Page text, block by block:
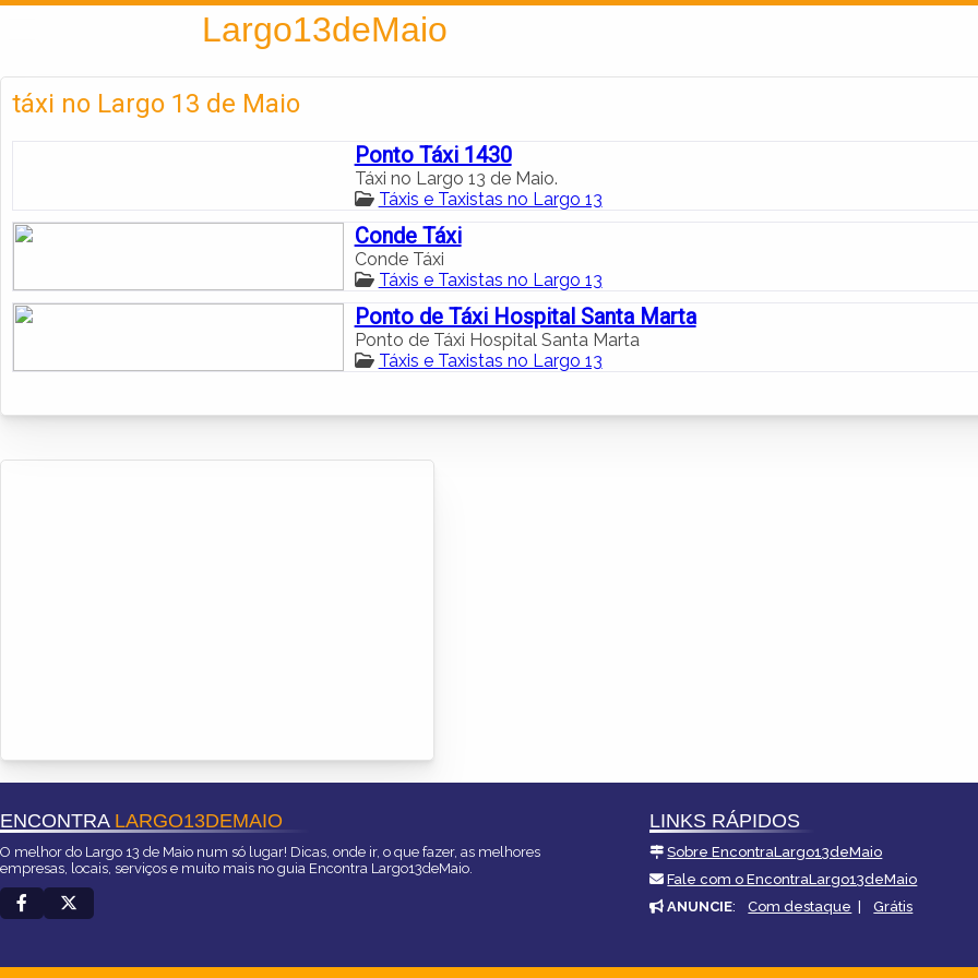
Largo13deMaio
táxi no Largo 13 de Maio
Ponto Táxi 1430
Táxi no Largo 13 de Maio.
Táxis e Taxistas no Largo 13
Conde Táxi
Conde Táxi
Táxis e Taxistas no Largo 13
Ponto de Táxi Hospital Santa Marta
Ponto de Táxi Hospital Santa Marta
Táxis e Taxistas no Largo 13
ENCONTRA LARGO13DEMAIO
O melhor do Largo 13 de Maio num só lugar! Dicas, onde ir, o que fazer, as melhores
empresas, locais, serviços e muito mais no guia Encontra Largo13deMaio.
LINKS RÁPIDOS
Sobre EncontraLargo13deMaio
Fale com o EncontraLargo13deMaio
ANUNCIE: Com destaque | Grátis